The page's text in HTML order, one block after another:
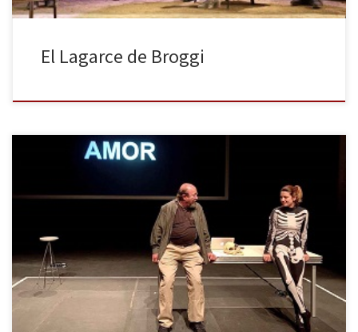
El Lagarce de Broggi
Dentro del ciclo “Memento mori” sobre el que se articula la
programación de esta temporada de la Sala Beckett,
encontramos este mes el espectáculo firmado por Àlex Rigola,
interpretado por Alba Pujol y Pep Cruz, y estrenado en el Festival
Temporada Alta. Para titularlo, Rigola utiliza un verso de
Shakespeare, […]